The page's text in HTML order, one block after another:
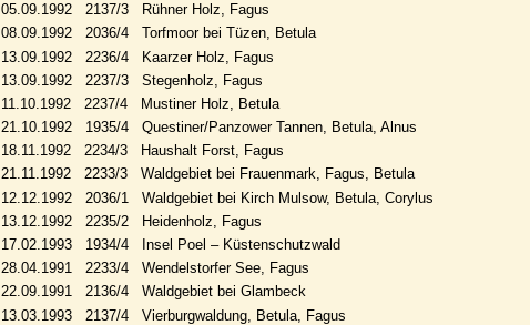
05.09.1992 2137/3 Rühner Holz, Fagus
08.09.1992 2036/4 Torfmoor bei Tüzen, Betula
13.09.1992 2236/4 Kaarzer Holz, Fagus
13.09.1992 2237/3 Stegenholz, Fagus
11.10.1992 2237/4 Mustiner Holz, Betula
21.10.1992 1935/4 Questiner/Panzower Tannen, Betula, Alnus
18.11.1992 2234/3 Haushalt Forst, Fagus
21.11.1992 2233/3 Waldgebiet bei Frauenmark, Fagus, Betula
12.12.1992 2036/1 Waldgebiet bei Kirch Mulsow, Betula, Corylus
13.12.1992 2235/2 Heidenholz, Fagus
17.02.1993 1934/4 Insel Poel – Küstenschutzwald
28.04.1991 2233/4 Wendelstorfer See, Fagus
22.09.1991 2136/4 Waldgebiet bei Glambeck
13.03.1993 2137/4 Vierburgwaldung, Betula, Fagus